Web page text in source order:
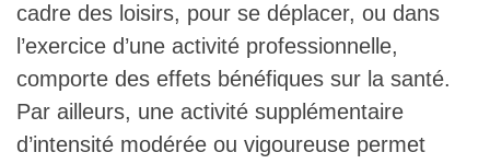
cadre des loisirs, pour se déplacer, ou dans
l’exercice d’une activité professionnelle,
comporte des effets bénéfiques sur la santé.
Par ailleurs, une activité supplémentaire
d’intensité modérée ou vigoureuse permet